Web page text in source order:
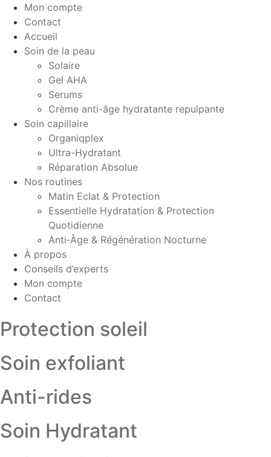
Mon compte
Contact
Accueil
Soin de la peau
Solaire
Gel AHA
Serums
Crème anti-âge hydratante repulpante
Soin capillaire
Organiqplex
Ultra-Hydratant
Réparation Absolue
Nos routines
Matin Eclat & Protection
Essentielle Hydratation & Protection
Quotidienne
Anti‑Âge & Régénération Nocturne
À propos
Conseils d’experts
Mon compte
Contact
Protection soleil
Soin exfoliant
Anti-rides
Soin Hydratant